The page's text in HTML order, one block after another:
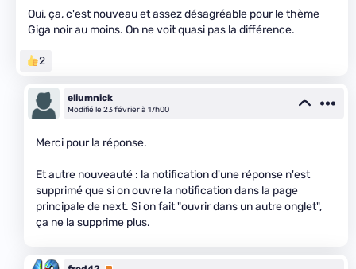
Oui, ça, c'est nouveau et assez désagréable pour le thème
Giga noir au moins. On ne voit quasi pas la différence.
2
eliumnick
Modifié le 23 février à 17h00
Merci pour la réponse.
Et autre nouveauté : la notification d'une réponse n'est
supprimé que si on ouvre la notification dans la page
principale de next. Si on fait "ouvrir dans un autre onglet",
ça ne la supprime plus.